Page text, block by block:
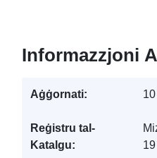
Informazzjoni
Aġġornati:
Reġistru tal-
Katalgu: